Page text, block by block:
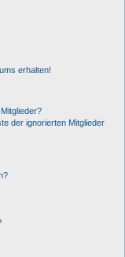
erhalten!
der ignorierten Mitglieder